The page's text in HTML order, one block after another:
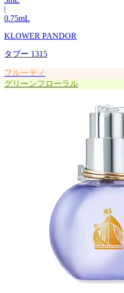
|
0.75mL
KLOWER PANDOR
タブー 1315
フルーティ
グリーンフローラル